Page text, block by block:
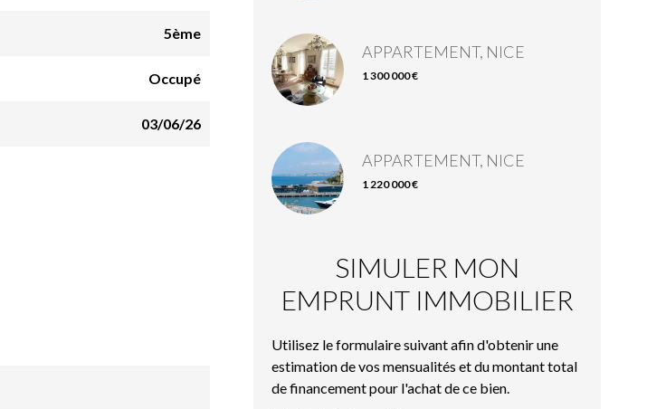
5ème
Occupé
03/06/26
APPARTEMENT, NICE
1 300 000 €
APPARTEMENT, NICE
1 220 000 €
SIMULER MON
EMPRUNT IMMOBILIER
Utilisez le formulaire suivant afin d'obtenir une
estimation de vos mensualités et du montant total
de financement pour l'achat de ce bien.